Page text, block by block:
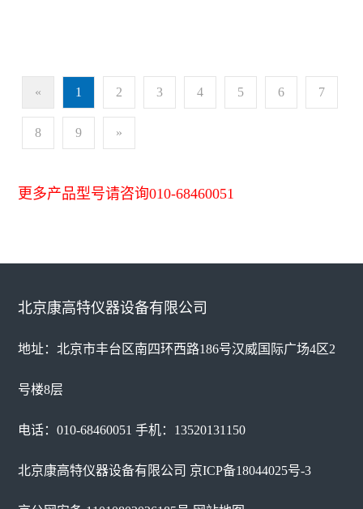
« 1 2 3 4 5 6 7
8 9 »
更多产品型号请咨询010-68460051
北京康高特仪器设备有限公司
地址：北京市丰台区南四环西路186号汉威国际广场4区2
号楼8层
电话：010-68460051 手机：13520131150
北京康高特仪器设备有限公司 京ICP备18044025号-3